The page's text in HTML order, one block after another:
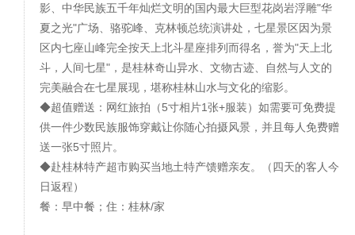
影、中华民族五千年灿烂文明的国内最大巨型花岗岩浮雕"华
夏之光"广场、骆驼峰、克林顿总统演讲处，七星景区因为景
区内七座山峰完全按天上北斗星座排列而得名，誉为"天上北
斗，人间七星"，是桂林奇山异水、文物古迹、自然与人文的
完美融合在七星展现，堪称桂林山水与文化的缩影。
◆超值赠送：网红旅拍（5寸相片1张+服装）如需要可免费提
供一件少数民族服饰穿戴让你随心拍摄风景，并且每人免费赠
送一张5寸照片。
◆赴桂林特产超市购买当地土特产馈赠亲友。（四天的客人今
日返程）
餐：早中餐；住：桂林/家